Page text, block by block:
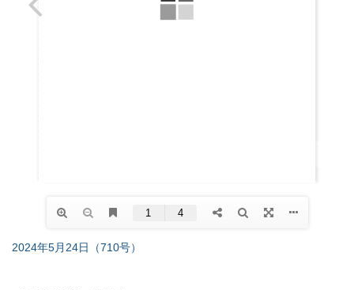
2024年5月24日（710号）